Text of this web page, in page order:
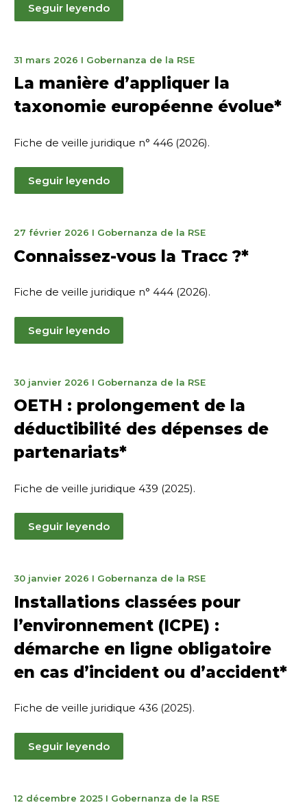
Seguir leyendo
31 mars 2026 30
avril
2026
I Gobernanza de la RSE
La manière d’appliquer la
taxonomie européenne évolue*
Fiche de veille juridique n° 446 (2026).
Seguir leyendo
27 février 2026 31
2026
I Gobernanza de la RSE
Connaissez-vous la Tracc ?*
Fiche de veille juridique n° 444 (2026).
Seguir leyendo
30 janvier 2026 2
mars
2026
I Gobernanza de la RSE
OETH : prolongement de la
déductibilité des dépenses de
partenariats*
Fiche de veille juridique 439 (2025).
Seguir leyendo
30 janvier 2026 2
2026
I Gobernanza de la RSE
Installations classées pour
l’environnement (ICPE) :
démarche en ligne obligatoire
en cas d’incident ou d’accident*
Fiche de veille juridique 436 (2025).
Seguir leyendo
12 décembre 20252I Gobernanza de la RSE